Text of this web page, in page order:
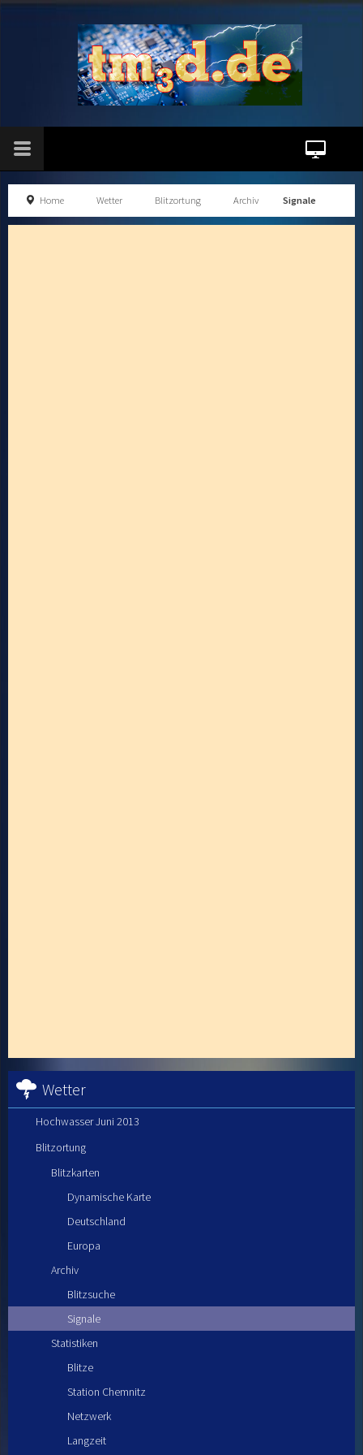
Home Wetter Blitzortung Archiv Signale
Wetter
Hochwasser Juni 2013
Blitzortung
Blitzkarten
Dynamische Karte
Deutschland
Europa
Archiv
Blitzsuche
Signale
Statistiken
Blitze
Station Chemnitz
Netzwerk
Langzeit